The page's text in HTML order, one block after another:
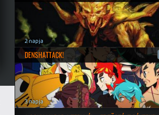
2 napja
DENSHATTACK!
3 napja